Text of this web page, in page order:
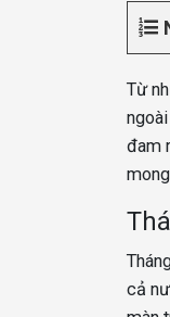
Từ
đam
cả